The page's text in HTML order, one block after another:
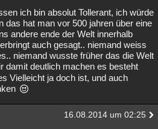
ich bin absolut Tollerant, ich würde
das hat man vor 500 jahren über eine
andere ende der Welt innerhalb
auch gesagt.. niemand weiss
niemand wusste früher das die Welt
damit deutlich machen es besteht
Vielleicht ja doch ist, und auch
16.08.2014 um 02:25